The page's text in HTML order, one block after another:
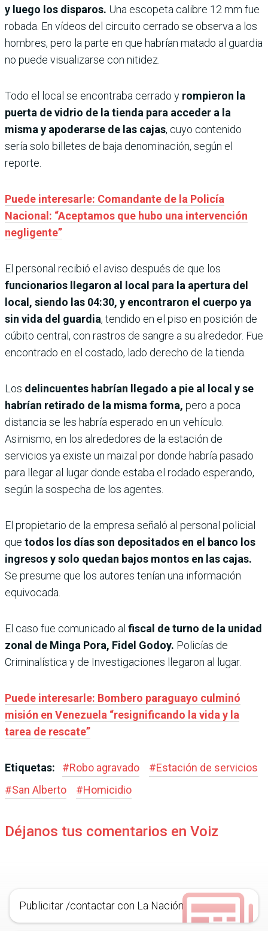
y luego los disparos. Una escopeta calibre 12 mm fue
robada. En vídeos del circuito cerrado se observa a los
hombres, pero la parte en que habrían matado al guardia
no puede visualizarse con nitidez.
Todo el local se encontraba cerrado y rompieron la
puerta de vidrio de la tienda para acceder a la
misma y apoderarse de las cajas, cuyo contenido
sería solo billetes de baja denominación, según el
reporte.
Puede interesarle: Comandante de la Policía
Nacional: “Aceptamos que hubo una intervención
negligente”
El personal recibió el aviso después de que los
funcionarios llegaron al local para la apertura del
local, siendo las 04:30, y encontraron el cuerpo ya
sin vida del guardia, tendido en el piso en posición de
cúbito central, con rastros de sangre a su alrededor. Fue
encontrado en el costado, lado derecho de la tienda.
Los delincuentes habrían llegado a pie al local y se
habrían retirado de la misma forma, pero a poca
distancia se les habría esperado en un vehículo.
Asimismo, en los alrededores de la estación de
servicios ya existe un maizal por donde habría pasado
para llegar al lugar donde estaba el rodado esperando,
según la sospecha de los agentes.
El propietario de la empresa señaló al personal policial
que todos los días son depositados en el banco los
ingresos y solo quedan bajos montos en las cajas.
Se presume que los autores tenían una información
equivocada.
El caso fue comunicado al fiscal de turno de la unidad
zonal de Minga Pora, Fidel Godoy. Policías de
Criminalística y de Investigaciones llegaron al lugar.
Puede interesarle: Bombero paraguayo culminó
misión en Venezuela “resignificando la vida y la
tarea de rescate”
Etiquetas: #Robo agravado #Estación de servicios
#San Alberto #Homicidio
Déjanos tus comentarios en Voiz
Publicitar /contactar con La Nación